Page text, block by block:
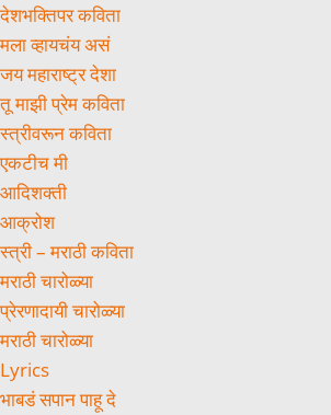
देशभक्तिपर कविता
मला व्हायचंय असं
जय महाराष्ट्र देशा
तू माझी प्रेम कविता
स्त्रीवरून कविता
एकटीच मी
आदिशक्ती
आक्रोश
स्त्री – मराठी कविता
मराठी चारोळ्या
प्रेरणादायी चारोळ्या
मराठी चारोळ्या
Lyrics
भाबडं सपान पाहू दे